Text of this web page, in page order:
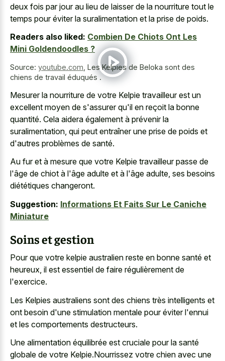
deux fois par jour au lieu de laisser de la nourriture tout le
temps pour éviter la suralimentation et la prise de poids.
Readers also liked: Combien De Chiots Ont Les
Mini Goldendoodles ?
Source: youtube.com Les Kelpies de Beloka sont des
chiens de travail éduqués .
Mesurer la nourriture de votre Kelpie travailleur est un
excellent moyen de s'assurer qu'il en reçoit la bonne
quantité. Cela aidera également à prévenir la
suralimentation, qui peut entraîner une prise de poids et
d'autres problèmes de santé.
Au fur et à mesure que votre Kelpie travailleur passe de
l'âge de chiot à l'âge adulte et à l'âge adulte, ses besoins
diététiques changeront.
Suggestion: Informations Et Faits Sur Le Caniche
Miniature
Soins et gestion
Pour que votre kelpie australien reste en bonne santé et
heureux, il est essentiel de faire régulièrement de
l'exercice.
Les Kelpies australiens sont des chiens très intelligents et
ont besoin d'une stimulation mentale pour éviter l'ennui
et les comportements destructeurs.
Une alimentation équilibrée est cruciale pour la santé
globale de votre Kelpie.Nourrissez votre chien avec une